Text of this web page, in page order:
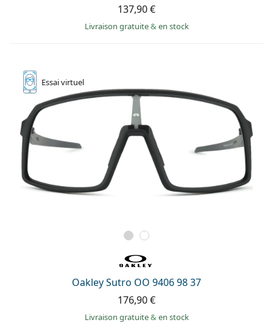
137,90 €
Livraison gratuite& en stock
Essaivirtuel
Oakley Sutro OO 9406 98 37
176,90 €
Livraison gratuite& en stock